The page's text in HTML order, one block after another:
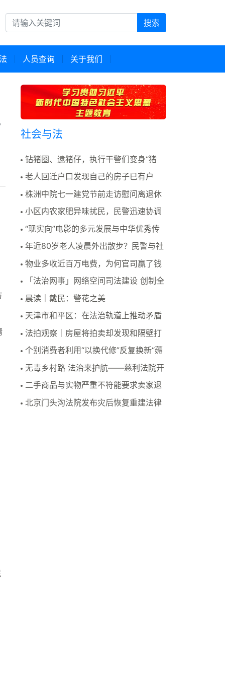
搜索
人员查询 关于我们
社会与法
钻猪圈、逮猪仔，执行干警们变身“猪
倌”是为哪般？
老人回迁户口发现自己的房子已有户
主，民警：该房门牌..
株洲中院七一建党节前走访慰问离退休
老领导
小区内农家肥异味扰民，民警迅速协调
“除味”
“现实向”电影的多元发展与中华优秀传
统文化的想象力..
年近80岁老人凌晨外出散步？民警与社
区平安力量协作..
物业多收近百万电费，为何官司赢了钱
却迟迟拿不回来？
「法治网事」网络空间司法建设 创制全
新治理路径
晨读｜戴民：警花之美
天津市和平区：在法治轨道上推动矛盾
纠纷化解
法拍观察｜房屋将拍卖却发现和隔壁打
通，隔壁也正被执..
个别消费者利用“以换代修”反复换新“薅
羊毛” 法院..
无毒乡村路 法治来护航——慈利法院开
展禁毒普法宣传..
二手商品与实物严重不符能要求卖家退
一赔三吗？
北京门头沟法院发布灾后恢复重建法律